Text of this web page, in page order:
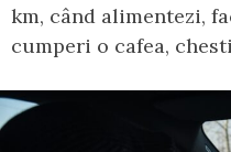
km, când alimentezi,
cumperi o cafea,